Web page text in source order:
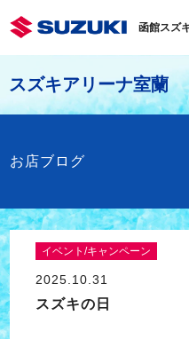
函館スズ
スズキアリーナ室蘭
お店ブログ
イベント/キャンペーン
2025.10.31
スズキの日